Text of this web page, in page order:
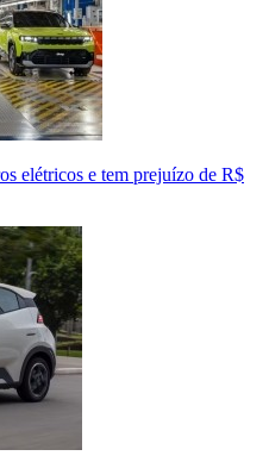
elétricos e tem prejuízo de R$